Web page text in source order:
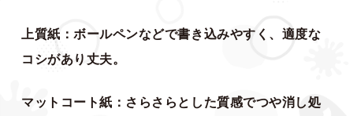
上質紙：ボールペンなどで書き込みやすく、適度な
コシがあり丈夫。
マットコート紙：さらさらとした質感でつや消し処